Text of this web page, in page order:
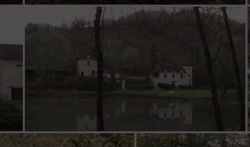
une belle pézize
moulin du Pech de Théron